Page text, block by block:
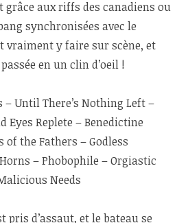
grâce aux riffs des canadiens ou
synchronisées avec le
vraiment y faire sur scène, et
en un clin d’oeil !
– Until There’s Nothing Left –
Eyes Replete – Benedictine
of the Fathers – Godless
– Phobophile – Orgiastic
Needs
pris d’assaut, et le bateau se